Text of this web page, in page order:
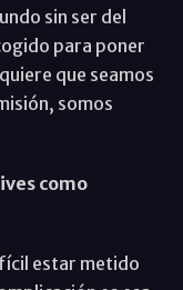
sin ser del
para poner
que seamos
somos
como
estar metido